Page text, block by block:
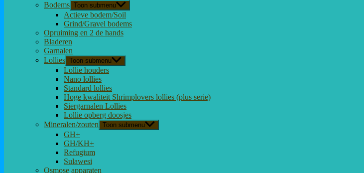
Bodems Toon submenu
Actieve bodem/Soil
Grind/Gravel bodems
Opruiming en 2 de hands
Bladeren
Garnalen
Lollies Toon submenu
Lollie houders
Nano lollies
Standard lollies
Hoge kwaliteit Shrimplovers lollies (plus serie)
Siergarnalen Lollies
Lollie opberg doosjes
Mineralen/zouten Toon submenu
GH+
GH/KH+
Refugium
Sulawesi
Osmose apparaten